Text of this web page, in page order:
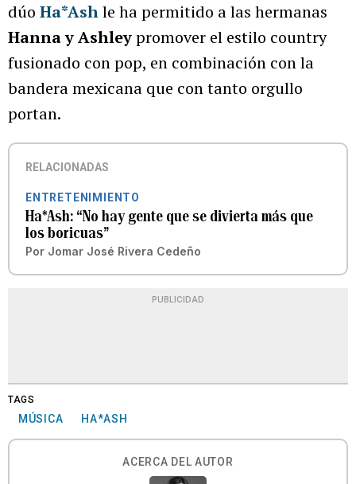
dúo Ha*Ashle ha permitido a las hermanas
Hanna y Ashleypromover el estilo country
fusionado con pop, en combinación con la
bandera mexicana que con tanto orgullo
portan.
RELACIONADAS
ENTRETENIMIENTO
Ha*Ash: “No hay gente que se divierta más que
los boricuas”
Por Jomar José Rivera Cedeño
PUBLICIDAD
TAGS
MÚSICA HA*ASH
ACERCA DEL AUTOR